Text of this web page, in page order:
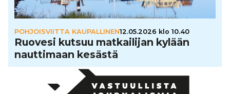
POHJOISVIITTA KAUPALLINEN12.05.2026 klo 10.40
Ruovesi kutsuu mat­kai­li­jan kylään
naut­ti­maan kesästä